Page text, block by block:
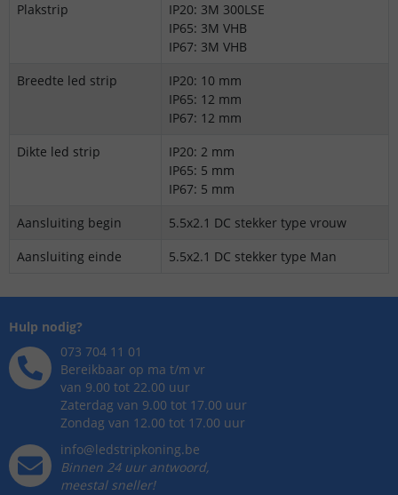
Plakstrip
IP20: 3M 300LSE
IP65: 3M VHB
IP67: 3M VHB
Breedte led strip
IP20: 10 mm
IP65: 12 mm
IP67: 12 mm
Dikte led strip
IP20: 2 mm
IP65: 5 mm
IP67: 5 mm
Aansluiting begin
5.5x2.1 DC stekker type vrouw
Aansluiting einde
5.5x2.1 DC stekker type Man
Hulp nodig?
073 704 11 01
Bereikbaar op ma t/m vr
van 9.00 tot 22.00 uur
Zaterdag van 9.00 tot 17.00 uur
Zondag van 12.00 tot 17.00 uur
info@ledstripkoning.be
Binnen 24 uur antwoord,
meestal sneller!